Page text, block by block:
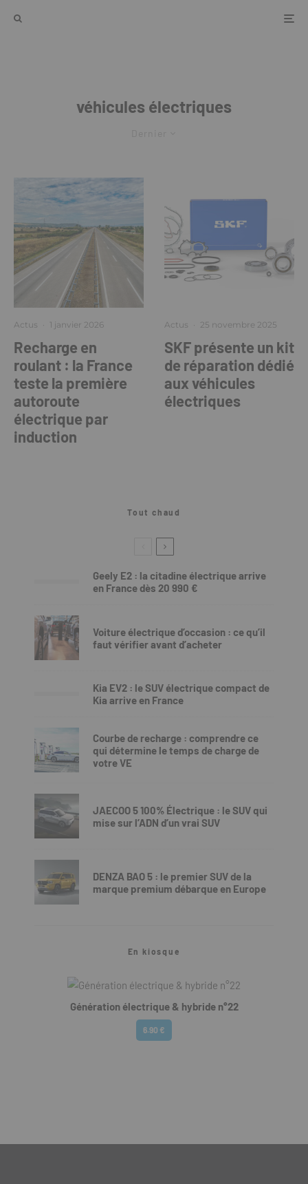
véhicules électriques
Actus · 1 janvier 2026
Recharge en
roulant : la France
teste la première
autoroute
électrique par
induction
Actus · 25 novembre 2025
SKF présente un kit
de réparation dédié
aux véhicules
électriques
Tout chaud
Geely E2 : la citadine électrique arrive
en France dès 20 990 €
Voiture électrique d’occasion : ce qu’il
faut vérifier avant d’acheter
Kia EV2 : le SUV électrique compact de
Kia arrive en France
Courbe de recharge : comprendre ce
qui détermine le temps de charge de
votre VE
JAECOO 5 100% Électrique : le SUV qui
mise sur l’ADN d’un vrai SUV
DENZA BAO 5 : le premier SUV de la
marque premium débarque en Europe
En kiosque
Génération électrique & hybride n°22
6.90 €